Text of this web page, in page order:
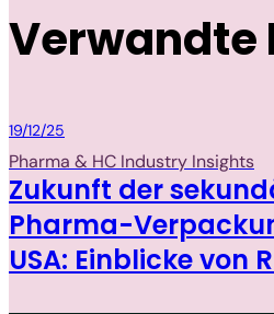
Verwandte
Packaging
19/12/25
Pharma & HC Industry Insights
Zukunft der
Pharma-
USA: Einblicke von